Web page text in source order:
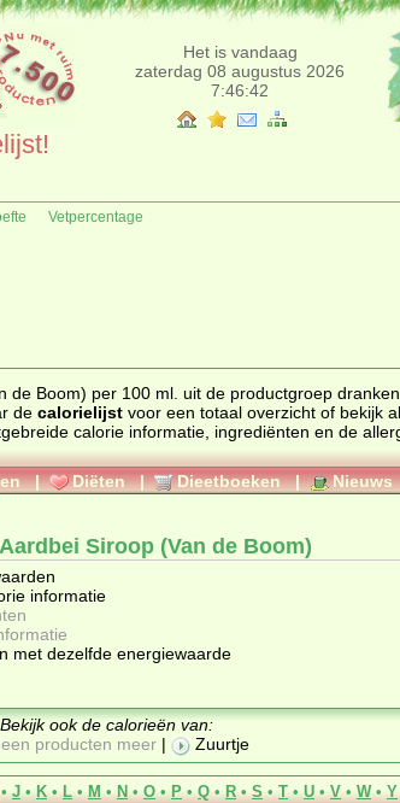
Het is vandaag
zaterdag 08 augustus 2026
7:46:42
Vetpercentage
Boom) per 100 ml. uit de productgroep dranken.
de calorielijst voor een totaal overzicht of bekijk alle
| Diëten | Dieetboeken |
Nieuws
Siroop (Van de Boom)
informatie
met dezelfde energiewaarde
Bekijk ook de calorieën van:
producten meer | Zuurtje
• J • K • L • M • N • O • P • Q • R • S • T • U • V • W • Y